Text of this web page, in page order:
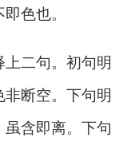
色也。
二句。初句明
断空。下句明
含即离。下句